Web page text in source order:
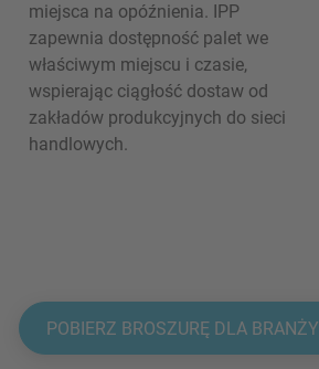
miejsca na opóźnienia. IPP
zapewnia dostępność palet we
właściwym miejscu i czasie,
wspierając ciągłość dostaw od
zakładów produkcyjnych do sieci
handlowych.
POBIERZ BROSZURĘ DLA